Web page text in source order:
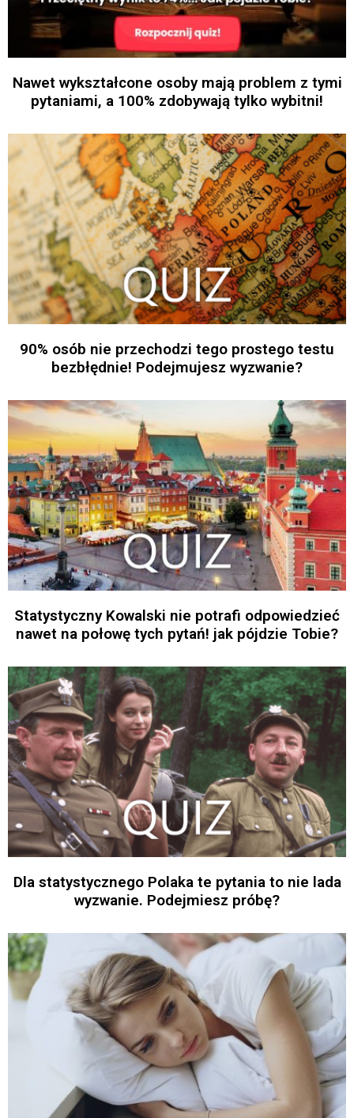
Nawet wykształcone osoby mają problem z tymi
pytaniami, a 100% zdobywają tylko wybitni!
90% osób nie przechodzi tego prostego testu
bezbłędnie! Podejmujesz wyzwanie?
Statystyczny Kowalski nie potrafi odpowiedzieć
nawet na połowę tych pytań! jak pójdzie Tobie?
Dla statystycznego Polaka te pytania to nie lada
wyzwanie. Podejmiesz próbę?